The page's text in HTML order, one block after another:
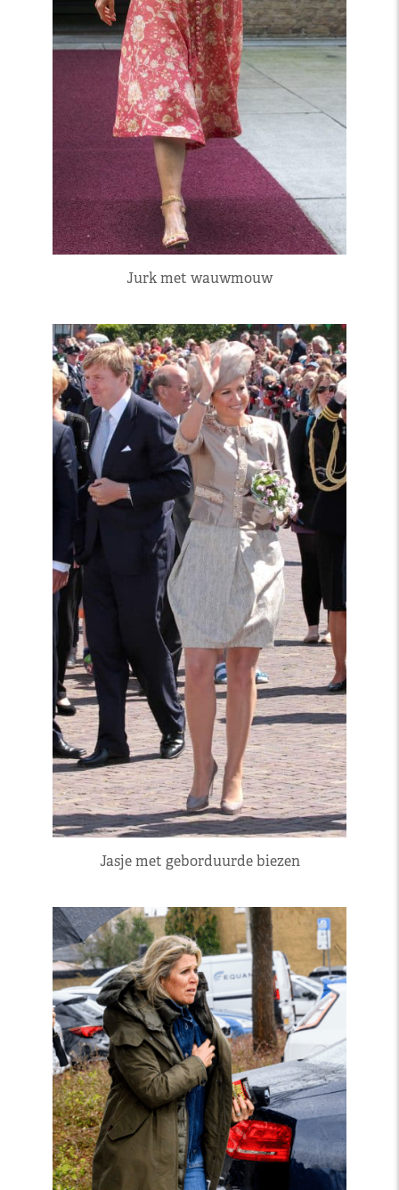
Jurk met wauwmouw
Jasje met geborduurde biezen